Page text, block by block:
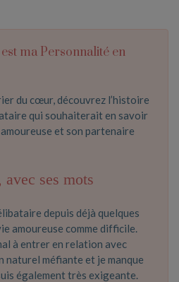
ma Personnalité en
du cœur, découvrez l’histoire
qui souhaiterait en savoir
et son partenaire
ses mots
depuis déjà quelques
amoureuse comme difficile.
à entrer en relation avec
naturel méfiante et je manque
également très exigeante.